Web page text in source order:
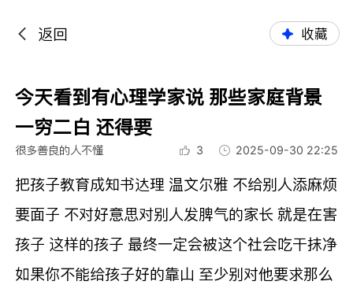
返回 收藏
今天看到有心理学家说 那些家庭背景
一穷二白 还得要
很多善良的人不懂 3 2025-09-30 22:25
把孩子教育成知书达理 温文尔雅 不给别人添麻烦
要面子 不对好意思对别人发脾气的家长 就是在害
孩子 这样的孩子 最终一定会被这个社会吃干抹净
如果你不能给孩子好的靠山 至少别对他要求那么